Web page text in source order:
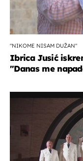
"NIKOME NISAM DUŽAN"
Ibrica Jusić
"Danas me